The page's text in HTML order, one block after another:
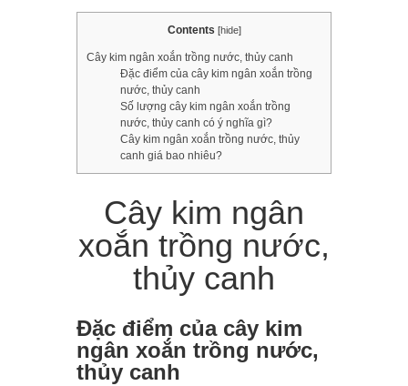
Contents [hide]
Cây kim ngân xoắn trồng nước, thủy canh
Đặc điểm của cây kim ngân xoắn trồng
nước, thủy canh
Số lượng cây kim ngân xoắn trồng
nước, thủy canh có ý nghĩa gì?
Cây kim ngân xoắn trồng nước, thủy
canh giá bao nhiêu?
Cây kim ngân
xoắn trồng nước,
thủy canh
Đặc điểm của cây kim
ngân xoắn trồng nước,
thủy canh